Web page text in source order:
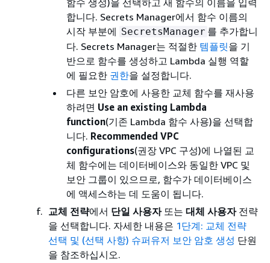
함수 생성)을 선택하고 새 함수의 이름을 입력
합니다. Secrets Manager에서 함수 이름의
시작 부분에 SecretsManager 를 추가합니
다. Secrets Manager는 적절한 템플릿을 기
반으로 함수를 생성하고 Lambda 실행 역할
에 필요한 권한을 설정합니다.
다른 보안 암호에 사용한 교체 함수를 재사용
하려면 Use an existing Lambda
function(기존 Lambda 함수 사용)을 선택합
니다. Recommended VPC
configurations(권장 VPC 구성)에 나열된 교
체 함수에는 데이터베이스와 동일한 VPC 및
보안 그룹이 있으므로, 함수가 데이터베이스
에 액세스하는 데 도움이 됩니다.
교체 전략에서 단일 사용자또는 대체 사용자전략
을 선택합니다. 자세한 내용은 1단계: 교체 전략
선택 및 (선택 사항) 슈퍼유저 보안 암호 생성 단원
을 참조하십시오.